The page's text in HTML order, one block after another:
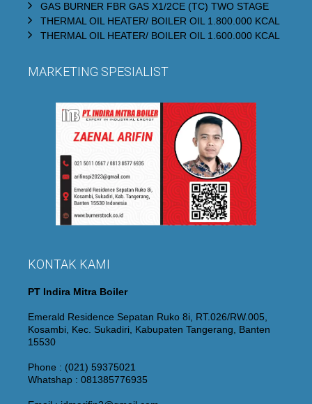
GAS BURNER FBR GAS X1/2CE (TC) TWO STAGE
THERMAL OIL HEATER/ BOILER OIL 1.800.000 KCAL
THERMAL OIL HEATER/ BOILER OIL 1.600.000 KCAL
MARKETING SPESIALIST
KONTAK KAMI
PT Indira Mitra Boiler
Emerald Residence Sepatan Ruko 8i, RT.026/RW.005,
Kosambi, Kec. Sukadiri, Kabupaten Tangerang, Banten
15530
Phone : (021) 59375021
Whatshap : 081385776935